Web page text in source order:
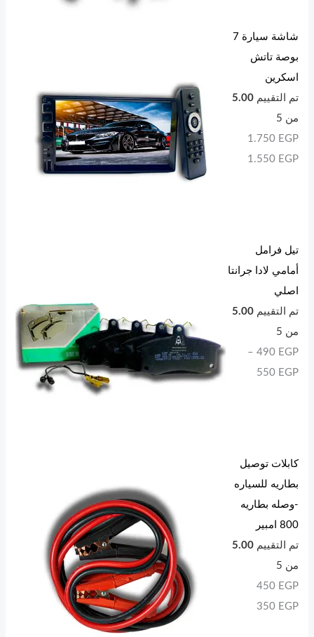
شاشة سيارة 7
بوصة تاتش
اسكرين
تم التقييم5.00
من 5
1.750 EGP
1.550 EGP
تيل فرامل
أمامي لادا جرانتا
اصلي
تم التقييم5.00
من 5
490 EGP
–
550 EGP
كابلات توصيل
بطاريه للسياره
-وصله بطاريه
800 امبير
تم التقييم5.00
من 5
450 EGP
350 EGP